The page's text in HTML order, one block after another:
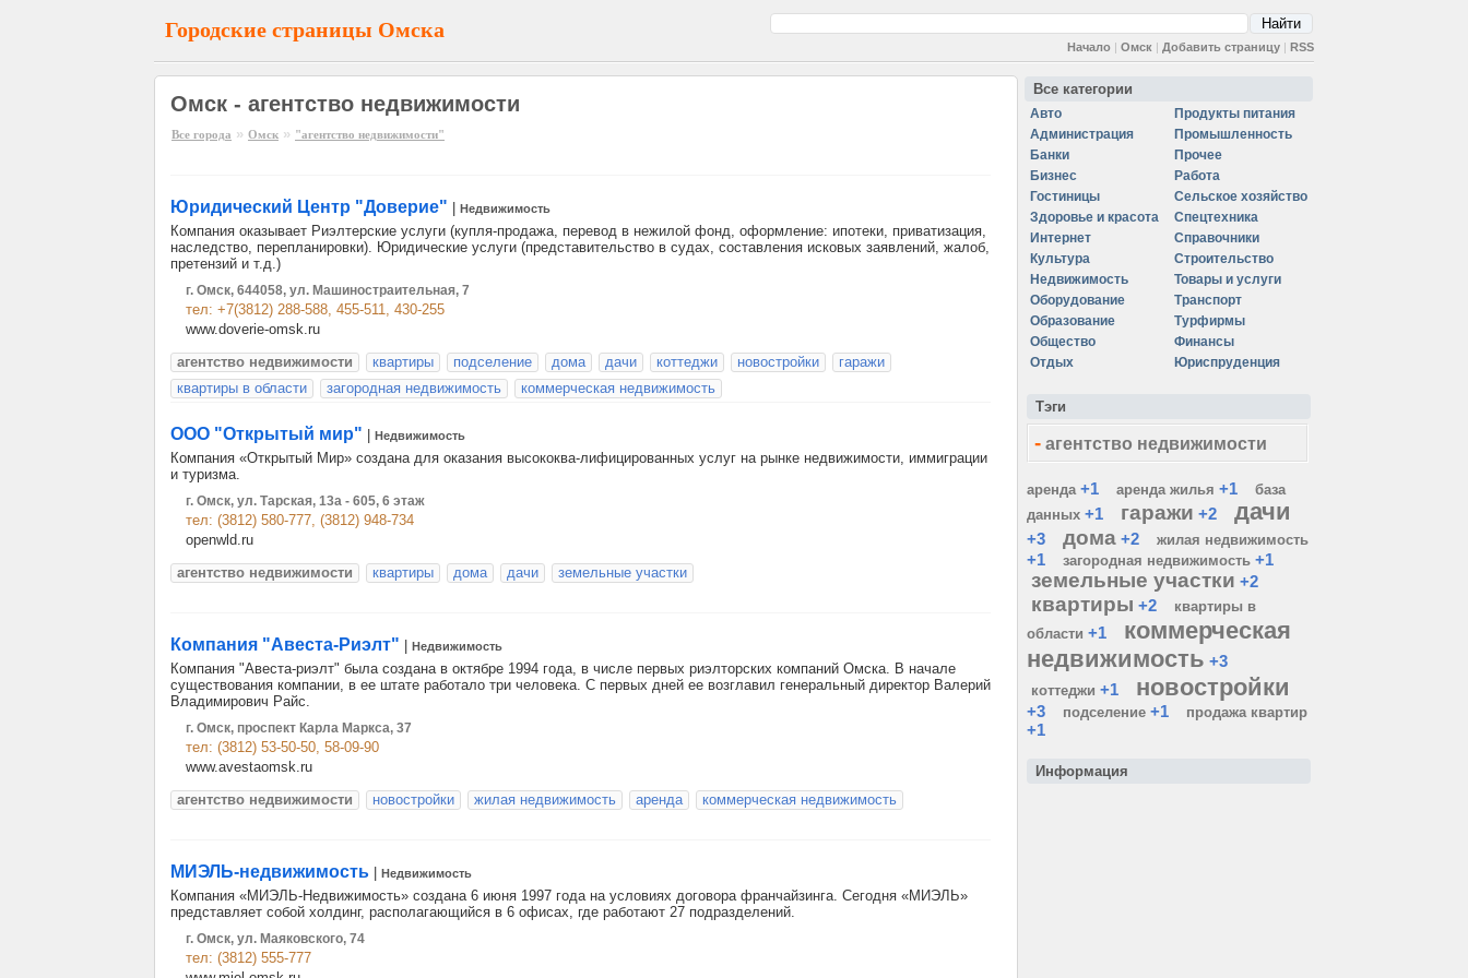
Городские страницы Омска
Начало | Омск | Добавить страницу | RSS
Омск - агентство недвижимости
Все города » Омск » "агентство недвижимости"
Юридический Центр "Доверие" Недвижимость
Компания оказывает Риэлтерские услуги (купля-продажа, перевод в нежилой фонд, оформление: ипотеки, приватизация,
наследство, перепланировки). Юридические услуги (представительство в судах, составления исковых заявлений, жалоб,
претензий и т.д.)
г. Омск, 644058, ул. Машиностраительная, 7
тел: +7(3812) 288-588, 455-511, 430-255
www.doverie-omsk.ru
агентство недвижимости
квартиры подселение дома дачи коттеджи новостройки
гаражи
квартиры в области
загородная недвижимость коммерческая недвижимость
ООО "Открытый мир" Недвижимость
Компания «Открытый Mир» создана для оказания высококва-лифицированных услуг на рынке недвижимости, иммиграции
и туризма.
г. Омск, ул. Тарская, 13а - 605, 6 этаж
тел: (3812) 580-777, (3812) 948-734
openwld.ru
агентство недвижимости
квартиры дома дачи земельные участки
Компания "Авеста-Риэлт" Недвижимость
Компания "Авеста-риэлт" была создана в октябре 1994 года, в числе первых риэлторских компаний Омска. В начале
существования компании, в ее штате работало три человека. С первых дней ее возглавил генеральный директор Валерий
Владимирович Райс.
г. Омск, проспект Карла Маркса, 37
тел: (3812) 53-50-50, 58-09-90
www.avestaomsk.ru
агентство недвижимости
новостройки жилая недвижимость аренда коммерческая недвижимость
МИЭЛЬ-недвижимость Недвижимость
Компания «МИЭЛЬ-Недвижимость» создана 6 июня 1997 года на условиях договора франчайзинга. Сегодня «МИЭЛЬ»
представляет собой холдинг, располагающийся в 6 офисах, где работают 27 подразделений.
г. Омск, ул. Маяковского, 74
тел: (3812) 555-777
Все категории
Авто
Администрация
Банки
Бизнес
Гостиницы
Здоровье и красота
Интернет
Культура
Недвижимость
Оборудование
Образование
Общество
Отдых
Продукты питания
Промышленность
Прочее
Работа
Сельское хозяйство
Спецтехника
Справочники
Строительство
Товары и услуги
Транспорт
Турфирмы
Финансы
Юриспруденция
Тэги
- агентство недвижимости
аренда +1 аренда жилья +1
база
данных +1 гаражи +2 дачи
+3 дома +2 жилая недвижимость
+1 загородная недвижимость +1
земельные участки +2
квартиры +2
квартиры в
области +1
коммерческая
недвижимость +3
коттеджи +1 новостройки
+3 подселение +1 продажа квартир
+1
Информация